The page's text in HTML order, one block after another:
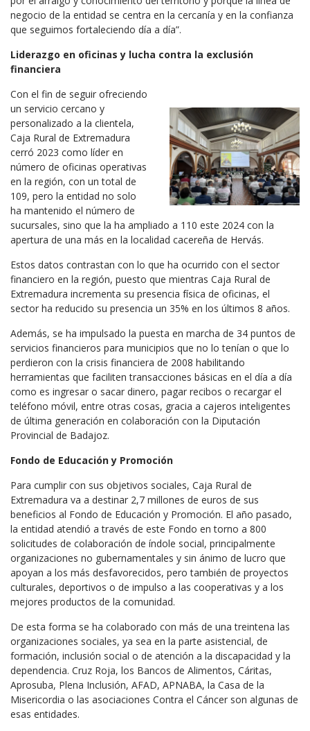
negocio de la entidad se centra en la cercanía y en la confianza
que seguimos fortaleciendo día a día”.
Liderazgo en oficinas y lucha contra la exclusión
financiera
Con el fin de seguir ofreciendo
un servicio cercano y
personalizado a la clientela,
Caja Rural de Extremadura
cerró 2023 como líder en
número de oficinas operativas
en la región, con un total de
109, pero la entidad no solo
ha mantenido el número de
sucursales, sino que la ha ampliado a 110 este 2024 con la
apertura de una más en la localidad cacereña de Hervás.
Estos datos contrastan con lo que ha ocurrido con el sector
financiero en la región, puesto que mientras Caja Rural de
Extremadura incrementa su presencia física de oficinas, el
sector ha reducido su presencia un 35% en los últimos 8 años.
Además, se ha impulsado la puesta en marcha de 34 puntos de
servicios financieros para municipios que no lo tenían o que lo
perdieron con la crisis financiera de 2008 habilitando
herramientas que faciliten transacciones básicas en el día a día
como es ingresar o sacar dinero, pagar recibos o recargar el
teléfono móvil, entre otras cosas, gracia a cajeros inteligentes
de última generación en colaboración con la Diputación
Provincial de Badajoz.
Fondo de Educación y Promoción
Para cumplir con sus objetivos sociales, Caja Rural de
Extremadura va a destinar 2,7 millones de euros de sus
beneficios al Fondo de Educación y Promoción. El año pasado,
la entidad atendió a través de este Fondo en torno a 800
solicitudes de colaboración de índole social, principalmente
organizaciones no gubernamentales y sin ánimo de lucro que
apoyan a los más desfavorecidos, pero también de proyectos
culturales, deportivos o de impulso a las cooperativas y a los
mejores productos de la comunidad.
De esta forma se ha colaborado con más de una treintena las
organizaciones sociales, ya sea en la parte asistencial, de
formación, inclusión social o de atención a la discapacidad y la
dependencia. Cruz Roja, los Bancos de Alimentos, Cáritas,
Aprosuba, Plena Inclusión, AFAD, APNABA, la Casa de la
Misericordia o las asociaciones Contra el Cáncer son algunas de
esas entidades.